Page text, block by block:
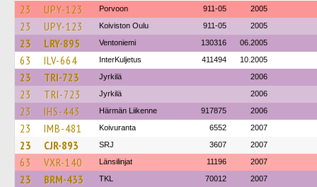
23 UPY-123 Porvoon 911-05 2005
23 UPY-123 Koiviston Oulu 911-05 2005
23 LRY-895 Ventoniemi 130316 06.2005
63 ILV-664 InterKuljetus 411494 10.2005
23 TRI-723 Jyrkilä 2006
23 TRI-723 Jyrkilä 2006
23 IHS-443 Härmän Liikenne 917875 2006
23 IMB-481 Koivuranta 6552 2007
23 CJR-893 SRJ 3607 2007
63 VXR-140 Länsilinjat 11196 2007
23 BRM-433 TKL 70012 2007